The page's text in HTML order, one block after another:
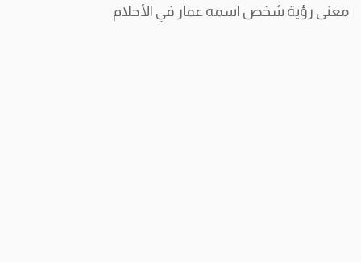
معنى رؤية شخص اسمه عمار في الأحلام